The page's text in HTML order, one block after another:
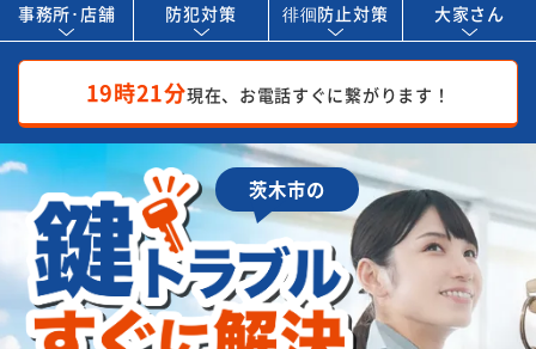
事務所･店舗 防犯対策 徘徊防止対策 大家さん
19時21分現在、お電話すぐに繋がります！
茨木市の